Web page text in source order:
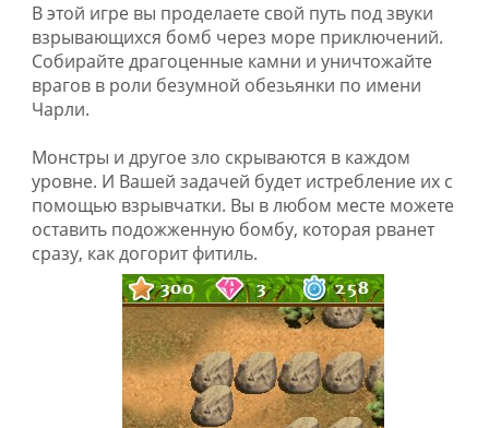
В этой игре вы проделаете свой путь под звуки
взрывающихся бомб через море приключений.
Собирайте драгоценные камни и уничтожайте
врагов в роли безумной обезьянки по имени
Чарли.
Монстры и другое зло скрываются в каждом
уровне. И Вашей задачей будет истребление их с
помощью взрывчатки. Вы в любом месте можете
оставить подожженную бомбу, которая рванет
сразу, как догорит фитиль.